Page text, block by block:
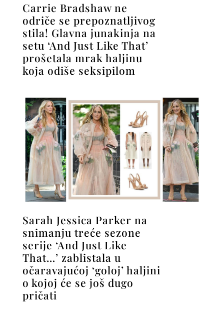
Carrie Bradshaw ne
odriče se prepoznatljivog
stila! Glavna junakinja na
setu ‘And Just Like That’
prošetala mrak haljinu
koja odiše seksipilom
Sarah Jessica Parker na
snimanju treće sezone
serije ‘And Just Like
That…’ zablistala u
očaravajućoj ‘goloj’ haljini
o kojoj će se još dugo
pričati